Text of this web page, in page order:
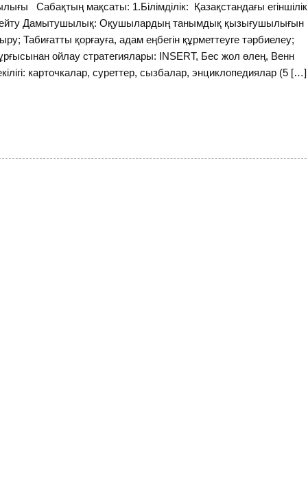
Сабақтың мақсаты: 1.Білімділік: Қазақстандағы егіншілік
Дамытушылық: Оқушылардың танымдық қызығушылығын
Табиғатты қорғауға, адам еңбегін құрметтеуге тәрбиелеу;
ойлау стратегиялары: INSERT, Бес жол өлең, Венн
карточкалар, суреттер, сызбалар, энциклопедиялар (5 […]